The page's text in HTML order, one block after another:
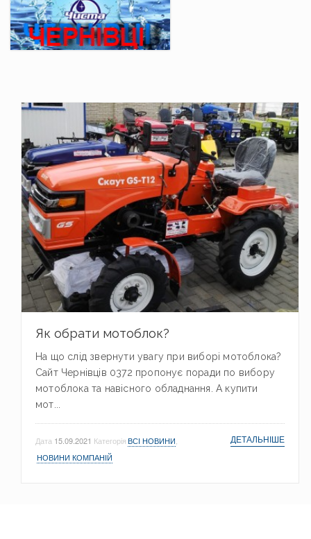
Як обрати мотоблок?
На що слід звернути увагу при виборі мотоблока?
Сайт Чернівців 0372 пропонує поради по вибору
мотоблока та навісного обладнання. А купити
мот...
Дата 15.09.2021 КатегоріяВСІ НОВИНИ
НОВИНИ КОМПАНІЙ
ДЕТАЛЬНІШЕ